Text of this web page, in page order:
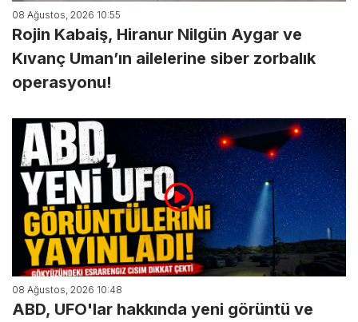
08 Ağustos, 2026 10:55
Rojin Kabaiş, Hiranur Nilgün Aygar ve
Kıvanç Uman’ın ailelerine siber zorbalık
operasyonu!
08 Ağustos, 2026 10:48
ABD, UFO'lar hakkında yeni görüntü ve